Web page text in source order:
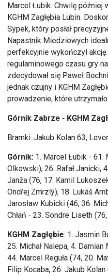
Marcel Łubik. Chwilę później
KGHM Zagłębia Lubin.
Sypek, który posłał
Napastnik Miedziowych
perfekcyjnie wykończył
regulaminowego czasu gry
zdecydował się Paweł
jednak czujny i KGHM
prowadzenie, które
Górnik Zabrze - KGHM
Bramki: Jakub Kolan 63,
Górnik: 1. Marcel Łubik - 61.
Olkowski), 26. Rafał Janicki,
Janža (76, 17. Kamil
Ondřej Zmrzlý), 18. Lukáš
Jarosław Kubicki (46, 36.
Chłań - 23. Sondre Liseth
KGHM Zagłębie: 1. Jasmin
25. Michał Nalepa, 4.
44. Marcel Reguła (74, 20.
Filip Kocaba, 26. Jakub